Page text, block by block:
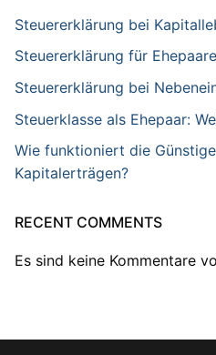
Steuererklärung bei
Steuererklärung für
Steuererklärung bei
Steuerklasse als Ehepaar:
Wie funktioniert die
Kapitalerträgen?
RECENT COMMENTS
Es sind keine Kommentare